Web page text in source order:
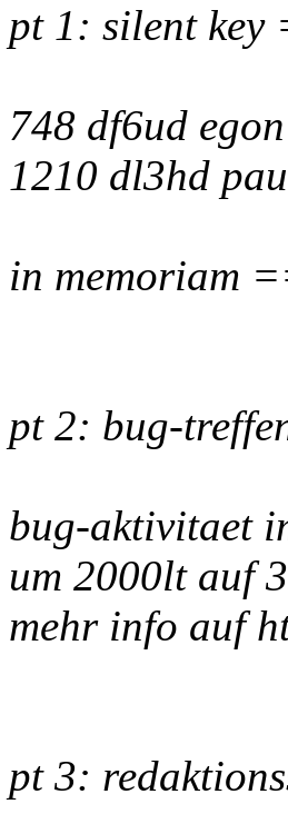
pt 1: silent key
748 df6ud
1210 dl3hd
in memoriam
pt 2: bug-
bug-aktivitaet
um 2000lt auf
mehr info auf
pt 3: